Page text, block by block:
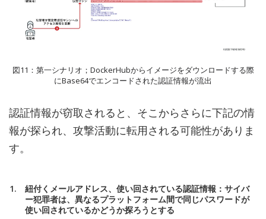
図11：第一シナリオ；DockerHubからイメージをダウンロードする際
にBase64でエンコードされた認証情報が流出
認証情報が窃取されると、そこからさらに下記の情
報が探られ、攻撃活動に転用される可能性がありま
す。
紐付くメールアドレス、使い回されている認証情報：サイバ
ー犯罪者は、異なるプラットフォーム間で同じパスワードが
使い回されているかどうか探ろうとする